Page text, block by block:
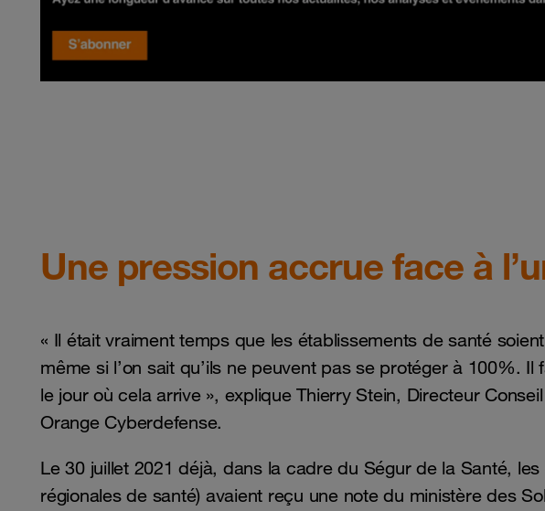
Une pression accrue face à
« Il était vraiment temps que les établissements de santé
même si l’on sait qu’ils ne peuvent pas se protéger à 100%.
le jour où cela arrive », explique Thierry Stein, Directeur
Orange Cyberdefense.
Le 30 juillet 2021 déjà, dans la cadre du Ségur de la Santé,
régionales de santé) avaient reçu une note du ministère des